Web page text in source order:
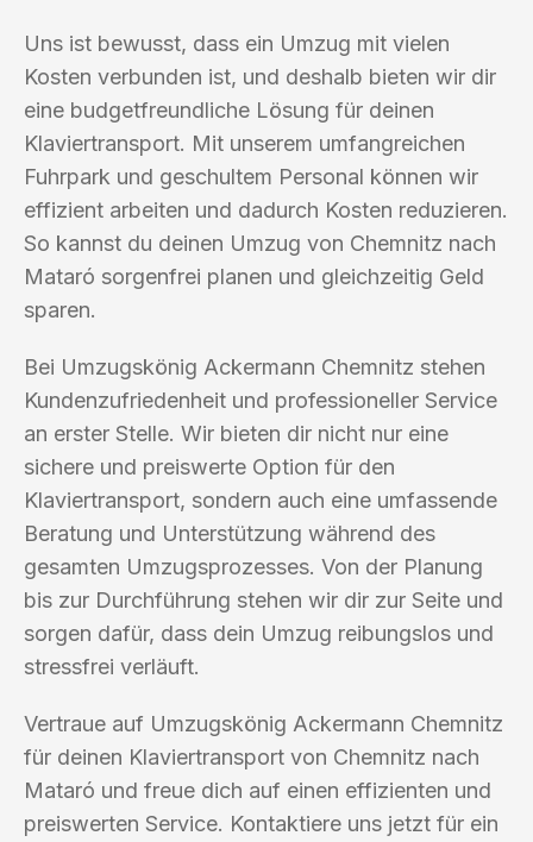
Uns ist bewusst, dass ein Umzug mit vielen
Kosten verbunden ist, und deshalb bieten wir dir
eine budgetfreundliche Lösung für deinen
Klaviertransport. Mit unserem umfangreichen
Fuhrpark und geschultem Personal können wir
effizient arbeiten und dadurch Kosten reduzieren.
So kannst du deinen Umzug von Chemnitz nach
Mataró sorgenfrei planen und gleichzeitig Geld
sparen.
Bei Umzugskönig Ackermann Chemnitz stehen
Kundenzufriedenheit und professioneller Service
an erster Stelle. Wir bieten dir nicht nur eine
sichere und preiswerte Option für den
Klaviertransport, sondern auch eine umfassende
Beratung und Unterstützung während des
gesamten Umzugsprozesses. Von der Planung
bis zur Durchführung stehen wir dir zur Seite und
sorgen dafür, dass dein Umzug reibungslos und
stressfrei verläuft.
Vertraue auf Umzugskönig Ackermann Chemnitz
für deinen Klaviertransport von Chemnitz nach
Mataró und freue dich auf einen effizienten und
preiswerten Service. Kontaktiere uns jetzt für ein